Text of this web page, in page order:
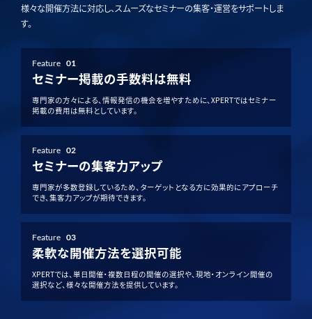
様々な開催方法に対応し、スムーズなセミナーの集客・運営をサポートしま
す。
Feature 01
セミナー掲載の手数料は無料
専門家の方々による、情報発信の機会を増やすために、XPERTではセミナー
掲載の費用は無料としています。
Feature 02
セミナーの集客力アップ
専門家が多数登録しているため、ターゲットとなる方に効果的にアプローチ
でき、集客力アップが期待できます。
Feature 03
柔軟な開催方法を選択可能
XPERTでは、単日開催・複数日程の開催の選択や、現地・オンライン開催の
選択など、様々な開催方法を提供しています。